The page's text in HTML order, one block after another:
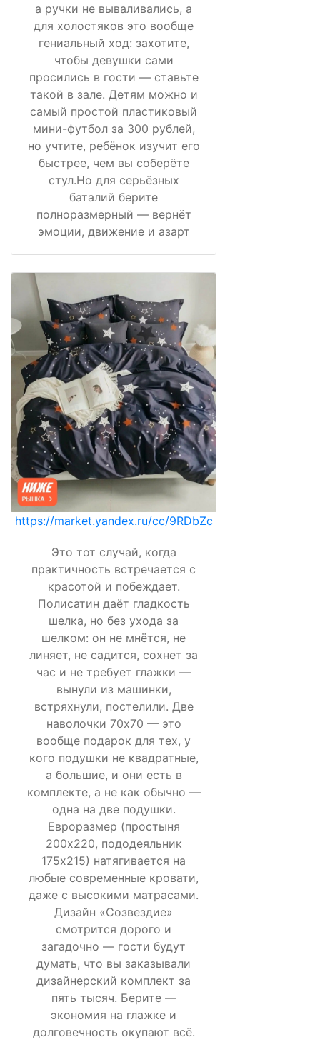
а ручки не вываливались, а
для холостяков это вообще
гениальный ход: захотите,
чтобы девушки сами
просились в гости — ставьте
такой в зале. Детям можно и
самый простой пластиковый
мини-футбол за 300 рублей,
но учтите, ребёнок изучит его
быстрее, чем вы соберёте
стул.Но для серьёзных
баталий берите
полноразмерный — вернёт
эмоции, движение и азарт
https://market.yandex.ru/cc/9RDbZc
Это тот случай, когда
практичность встречается с
красотой и побеждает.
Полисатин даёт гладкость
шелка, но без ухода за
шелком: он не мнётся, не
линяет, не садится, сохнет за
час и не требует глажки —
вынули из машинки,
встряхнули, постелили. Две
наволочки 70х70 — это
вообще подарок для тех, у
кого подушки не квадратные,
а большие, и они есть в
комплекте, а не как обычно —
одна на две подушки.
Евроразмер (простыня
200х220, пододеяльник
175х215) натягивается на
любые современные кровати,
даже с высокими матрасами.
Дизайн «Созвездие»
смотрится дорого и
загадочно — гости будут
думать, что вы заказывали
дизайнерский комплект за
пять тысяч. Берите —
экономия на глажке и
долговечность окупают всё.